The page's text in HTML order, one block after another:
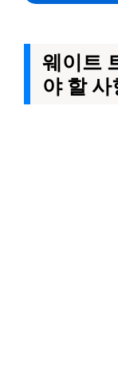
웨이트
야 할 사